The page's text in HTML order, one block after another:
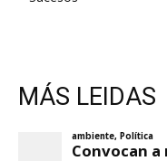
MÁS LEIDAS